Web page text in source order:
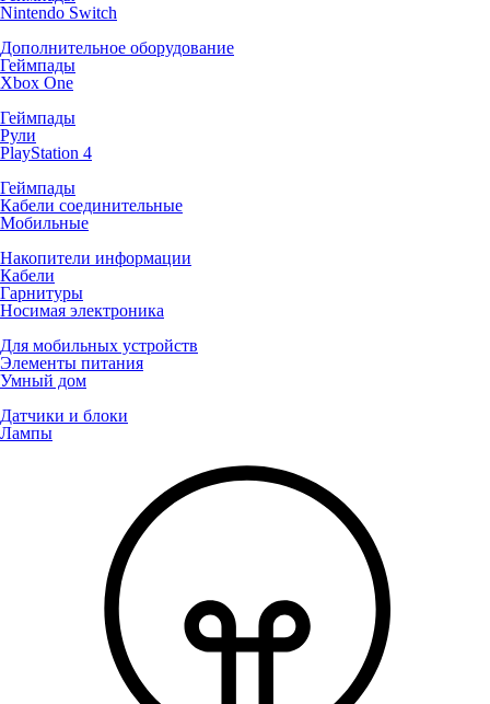
Nintendo Switch
Дополнительное оборудование
Геймпады
Xbox One
Геймпады
Рули
PlayStation 4
Геймпады
Кабели соединительные
Мобильные
Накопители информации
Кабели
Гарнитуры
Носимая электроника
Для мобильных устройств
Элементы питания
Умный дом
Датчики и блоки
Лампы